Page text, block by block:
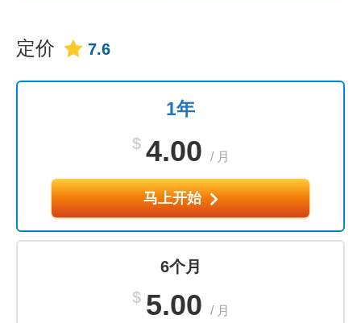
定价 7.6
1年
$ 4.00 / 月
马上开始
6个月
$ 5.00 / 月